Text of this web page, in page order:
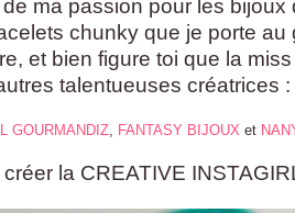
ma passion pour les
chunky que je porte au
et bien figure toi que la miss
talentueuses créatrices :
GOURMANDIZ, FANTASY BIJOUX et
créer la CREATIVE